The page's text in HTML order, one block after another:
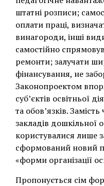
штатні розписи;
оплати праці,
винагороди, інші
самостійно
ремонти; залучати
фінансування, не
Законопроектом
суб’єктів освітньої
та обов’язків.
закладів дошкільної
користувалися лише
сформований новий
«форми організації
Пропонується сім